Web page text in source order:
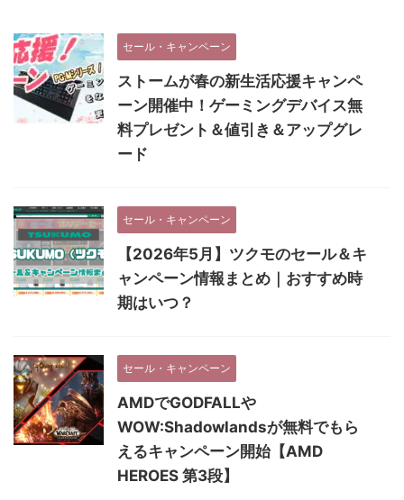
セール・キャンペーン
ストームが春の新生活応援キャンペ
ーン開催中！ゲーミングデバイス無
料プレゼント＆値引き＆アップグレ
ード
セール・キャンペーン
【2026年5月】ツクモのセール＆キ
ャンペーン情報まとめ｜おすすめ時
期はいつ？
セール・キャンペーン
AMDでGODFALLや
WOW:Shadowlandsが無料でもら
えるキャンペーン開始【AMD
HEROES 第3段】